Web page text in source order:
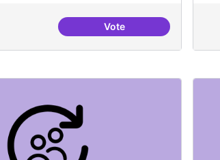
VoteÀrees de formació